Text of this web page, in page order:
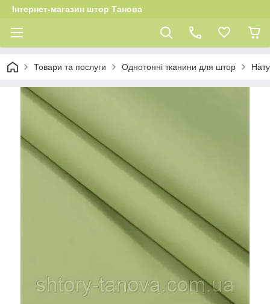
Інтернет-магазин штор Танова
Товари та послуги Однотонні тканини для штор